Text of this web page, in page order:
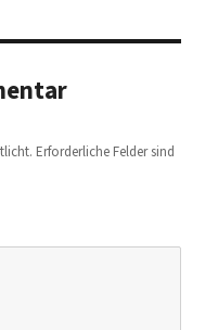
Erforderliche Felder sind